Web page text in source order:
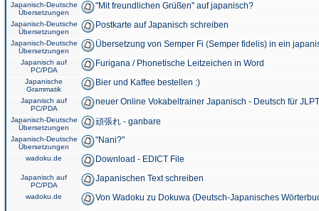
Japanisch-Deutsche
Übersetzungen
"Mit freundlichen Grüßen" auf japanisch?
Japanisch-Deutsche
Übersetzungen
Postkarte auf Japanisch schreiben
Japanisch-Deutsche
Übersetzungen
Übersetzung von Semper Fi (Semper fidelis) in ein
Japanisch auf
PC/PDA
Furigana / Phonetische Leitzeichen in Word
Japanische
Grammatik
Bier und Kaffee bestellen :)
Japanisch auf
PC/PDA
neuer Online Vokabeltrainer Japanisch - Deutsch für
Japanisch-Deutsche
Übersetzungen
頑張れ - ganbare
Japanisch-Deutsche
Übersetzungen
"Nani?"
wadoku.de Download - EDICT File
Japanisch auf
PC/PDA
Japanischen Text schreiben
wadoku.de Von Wadoku zu Dokuwa (Deutsch-Japanisches